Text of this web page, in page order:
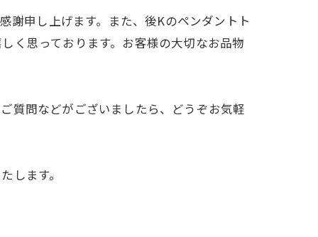
謝申し上げます。また、後Kのペンダントト
く思っております。お客様の大切なお品物
質問などがございましたら、どうぞお気軽
します。